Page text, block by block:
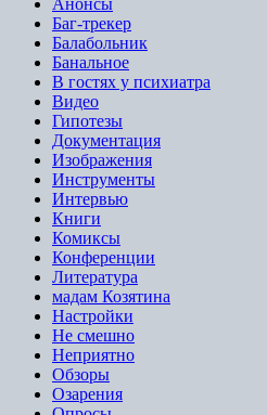
Баг-трекер
Балабольник
Банальное
В гостях у психиатра
Видео
Гипотезы
Документация
Изображения
Инструменты
Интервью
Книги
Комиксы
Конференции
Литература
мадам Козятина
Настройки
Не смешно
Неприятно
Обзоры
Озарения